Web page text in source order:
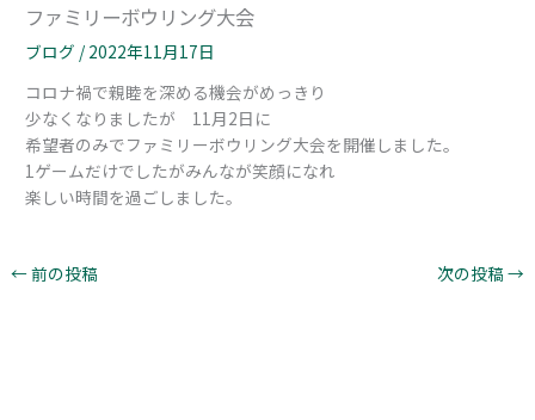
ファミリーボウリング大会
ブログ / 2022年11月17日
コロナ禍で親睦を深める機会がめっきり
少なくなりましたが 11月2日に
希望者のみでファミリーボウリング大会を開催しました。
1ゲームだけでしたがみんなが笑顔になれ
楽しい時間を過ごしました。
←前の投稿 次の投稿 →